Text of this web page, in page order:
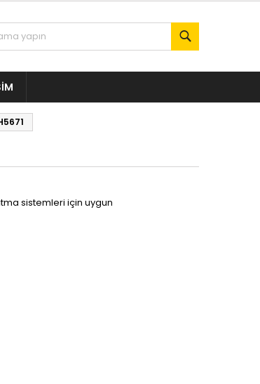
sistemleri için uygun